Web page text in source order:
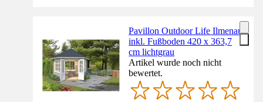
Pavillon Outdoor Life Ilmenau
inkl. Fußboden 420 x 363,7
cm lichtgrau
Artikel wurde noch nicht
bewertet.